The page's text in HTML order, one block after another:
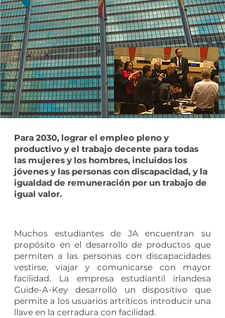
Para 2030, lograr el empleo pleno y
productivo y el trabajo decente para todas
las mujeres y los hombres, incluidos los
jóvenes y las personas con discapacidad, y la
igualdad de remuneración por un trabajo de
igual valor.
Muchos estudiantes de JA encuentran su
propósito en el desarrollo de productos que
permiten a las personas con discapacidades
vestirse, viajar y comunicarse con mayor
facilidad. La empresa estudiantil irlandesa
Guide-A-Key desarrolló un dispositivo que
permite a los usuarios artríticos introducir una
llave en la cerradura con facilidad.